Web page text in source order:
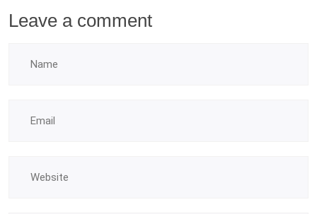
Leave a comment